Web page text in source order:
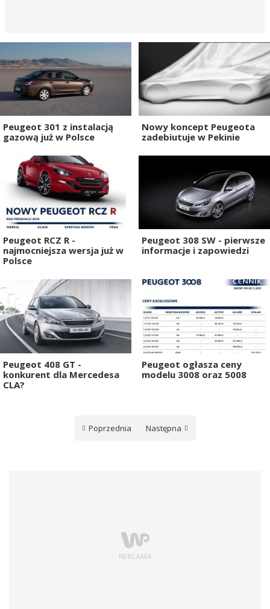
Peugeot 301 z instalacją
gazową już w Polsce
Nowy koncept Peugeota
zadebiutuje w Pekinie
Peugeot RCZ R -
najmocniejsza wersja już w
Polsce
Peugeot 308 SW - pierwsze
informacje i zapowiedzi
Peugeot 408 GT -
konkurent dla Mercedesa
CLA?
Peugeot ogłasza ceny
modelu 3008 oraz 5008
Poprzednia Następna